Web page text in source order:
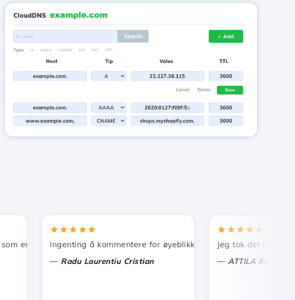
andre bekjente.
er gitt!
★★★★★
Ingenting å kommentere for øyeblikket, bare å sette pris på. Med
Radu Laurentiu Cristian
★★★★★
Jeg tok det riktige
ATTILA KOLES